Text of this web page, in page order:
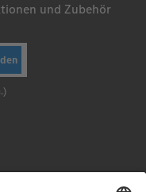
und Zubehör